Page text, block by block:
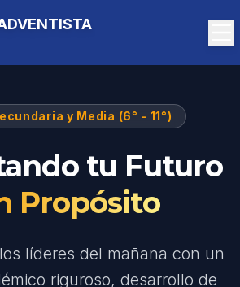
y Media (6° - 11°)
tu Futuro
Propósito
líderes del mañana con un
riguroso, desarrollo de